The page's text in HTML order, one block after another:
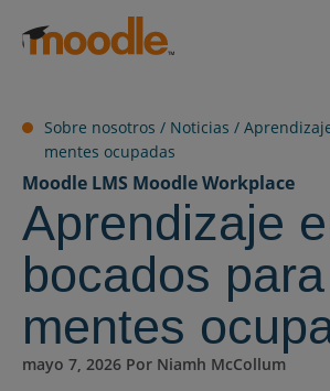
Productos
for
Servicios
Expand
child
menu
for
Servicios
Soluciones
Expand
child
menu
Sobre nosotros
Expand
child
menu
Recursos
Sobre nosotros / Noticias /
mentes ocupadas
Moodle LMS Moodle Workplace
Aprendizaje
bocados para
mentes
mayo 7, 2026 Por Niamh McCollum